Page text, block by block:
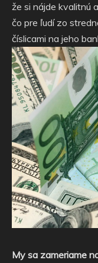
že si nájde kvalitnú
čo pre ľudí zo
číslicami na jeho
My sa zameriame